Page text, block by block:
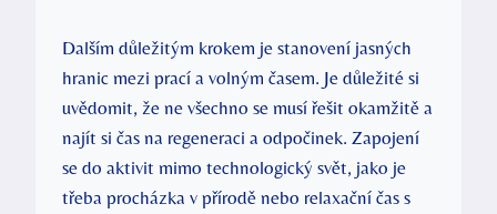
Dalším důležitým krokem je stanovení jasných
hranic mezi prací a volným časem. Je důležité si
uvědomit, že ne všechno se musí řešit okamžitě a
najít si čas na regeneraci a odpočinek. Zapojení
se do aktivit mimo technologický svět, jako je
třeba procházka v přírodě nebo relaxační čas s